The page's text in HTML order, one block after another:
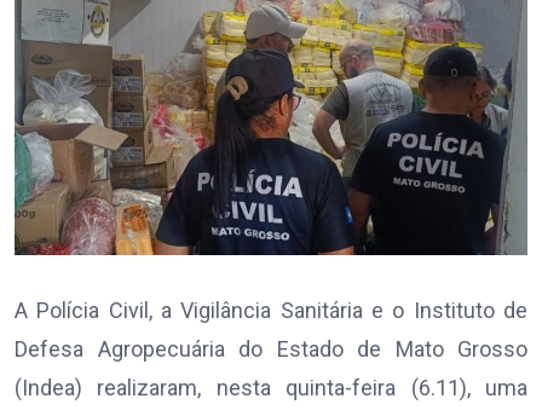
A Polícia Civil, a Vigilância Sanitária e o Instituto de
Defesa Agropecuária do Estado de Mato Grosso
(Indea) realizaram, nesta quinta-feira (6.11), uma